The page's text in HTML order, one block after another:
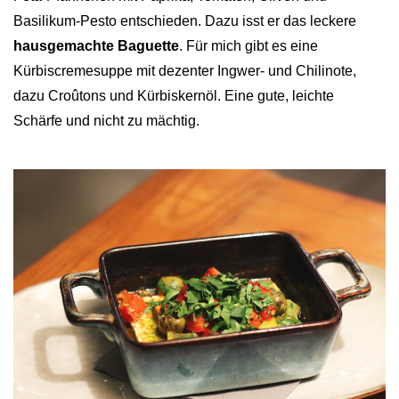
Basilikum-Pesto entschieden. Dazu isst er das leckere
hausgemachte Baguette. Für mich gibt es eine
Kürbiscremesuppe mit dezenter Ingwer- und Chilinote,
dazu Croûtons und Kürbiskernöl. Eine gute, leichte
Schärfe und nicht zu mächtig.